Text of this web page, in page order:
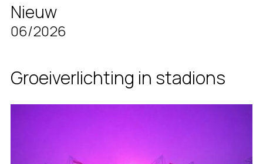
Nieuw
06/2026
Groeiverlichting in stadions